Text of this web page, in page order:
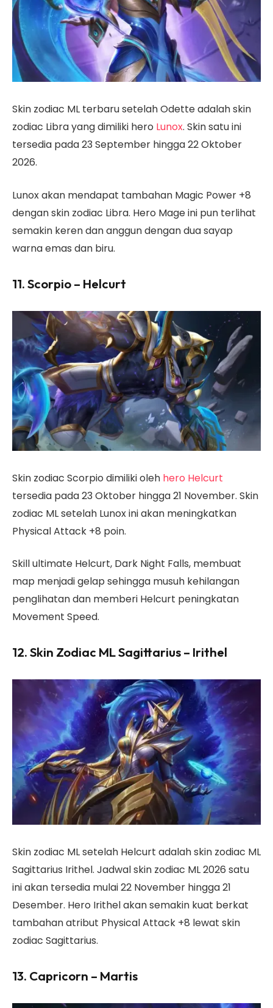
Skin zodiac ML terbaru setelah Odette adalah skin
zodiac Libra yang dimiliki hero Lunox. Skin satu ini
tersedia pada 23 September hingga 22 Oktober
2026.
Lunox akan mendapat tambahan Magic Power +8
dengan skin zodiac Libra. Hero Mage ini pun terlihat
semakin keren dan anggun dengan dua sayap
warna emas dan biru.
11. Scorpio – Helcurt
Skin zodiac Scorpio dimiliki oleh hero Helcurt
tersedia pada 23 Oktober hingga 21 November. Skin
zodiac ML setelah Lunox ini akan meningkatkan
Physical Attack +8 poin.
Skill ultimate Helcurt, Dark Night Falls, membuat
map menjadi gelap sehingga musuh kehilangan
penglihatan dan memberi Helcurt peningkatan
Movement Speed.
12. Skin Zodiac ML Sagittarius – Irithel
Skin zodiac ML setelah Helcurt adalah skin zodiac ML
Sagittarius Irithel. Jadwal skin zodiac ML 2026 satu
ini akan tersedia mulai 22 November hingga 21
Desember. Hero Irithel akan semakin kuat berkat
tambahan atribut Physical Attack +8 lewat skin
zodiac Sagittarius.
13. Capricorn – Martis